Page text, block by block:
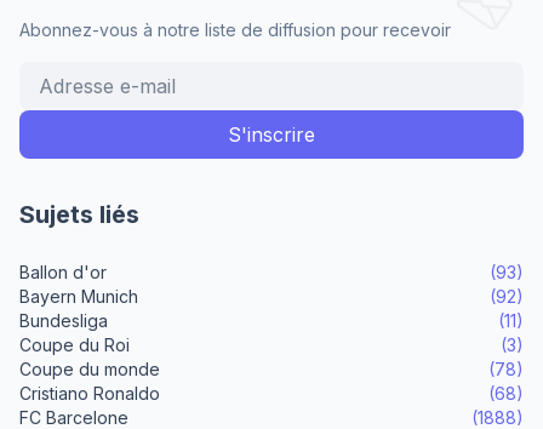
Abonnez-vous à notre liste de diffusion pour recevoir
Sujets liés
Ballon d'or
(93)
Bayern Munich
(92)
Bundesliga
(11)
Coupe du Roi
(3)
Coupe du monde
(78)
Cristiano Ronaldo
(68)
FC Barcelone
(1888)